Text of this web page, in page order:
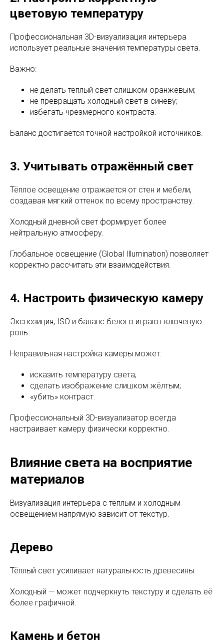
цветовую температуру
Профессиональная 3D-визуализация интерьера
использует реальные значения температуры света.
Важно:
не делать тёплый свет слишком оранжевым;
не превращать холодный свет в синеву;
избегать чрезмерного контраста.
Баланс достигается точной настройкой источников.
3. Учитывать отражённый свет
Тёплое освещение отражается от стен и мебели,
создавая мягкий оттенок по всему пространству.
Холодный дневной свет формирует более
нейтральную атмосферу.
Глобальное освещение (Global Illumination) позволяет
корректно рассчитать эти взаимодействия.
4. Настроить физическую камеру
Экспозиция, ISO и баланс белого играют ключевую
роль.
Неправильная настройка камеры может:
исказить температуру света;
сделать изображение слишком жёлтым;
«убить» контраст.
Профессиональный 3D-визуализатор всегда
настраивает камеру физически корректно.
Влияние света на восприятие
материалов
Визуализация интерьера с тёплым и холодным
освещением напрямую зависит от текстур.
Дерево
Тёплый свет усиливает натуральность древесины.
Холодный — может подчеркнуть текстуру и сделать её
более графичной.
Камень и бетон